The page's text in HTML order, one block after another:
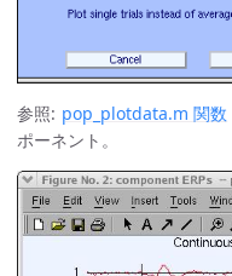
参照: pop_plotdata.m 関数
ポーネント。